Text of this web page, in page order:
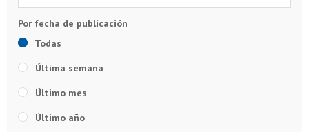
Todas
Última semana
Último mes
Último año